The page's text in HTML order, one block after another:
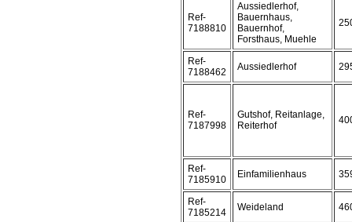
Ref-
7188810
Aussiedlerhof,
Bauernhaus,
Bauernhof,
Forsthaus, Muehle
Ref-
7188462
Aussiedlerhof
Ref-
7187998
Gutshof, Reitanlage,
Reiterhof
Ref-
7185910
Einfamilienhaus
Ref-
7185214
Weideland